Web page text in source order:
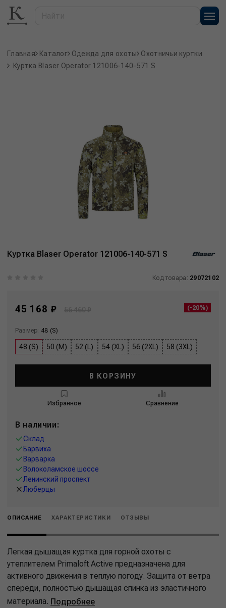
Главная Каталог Одежда для охоты Охотничьи куртки
Куртка Blaser Operator 121006-140-571 S
Куртка Blaser Operator 121006-140-571 S
Код товара: 29072102
45 168 ₽ (-20%)
Размер: 48 (S)
48 (S) 50 (M) 52 (L) 54 (XL) 56 (2XL) 58 (3XL)
В КОРЗИНУ
Избранное Сравнение
В наличии:
Склад
Барвиха
Варварка
Волоколамское шоссе
Ленинский проспект
Люберцы
ОПИСАНИЕ ХАРАКТЕРИСТИКИ ОТЗЫВЫ
Легкая дышащая куртка для горной охоты с
утеплителем Primaloft Active предназначена для
активного движения в теплую погоду. Защита от ветра
спереди, полностью дышащая спинка из эластичного
материала. Подробнее